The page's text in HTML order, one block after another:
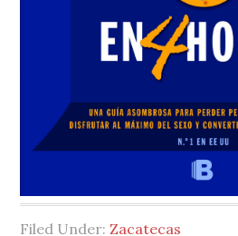
Filed Under: Zacatecas